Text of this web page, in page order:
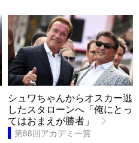
シュワちゃんからオスカー逃
したスタローンへ「俺にとっ
てはおまえが勝者」
第88回アカデミー賞